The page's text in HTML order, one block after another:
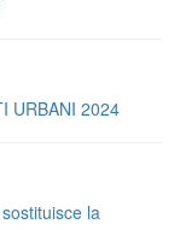
URBANI 2024
la